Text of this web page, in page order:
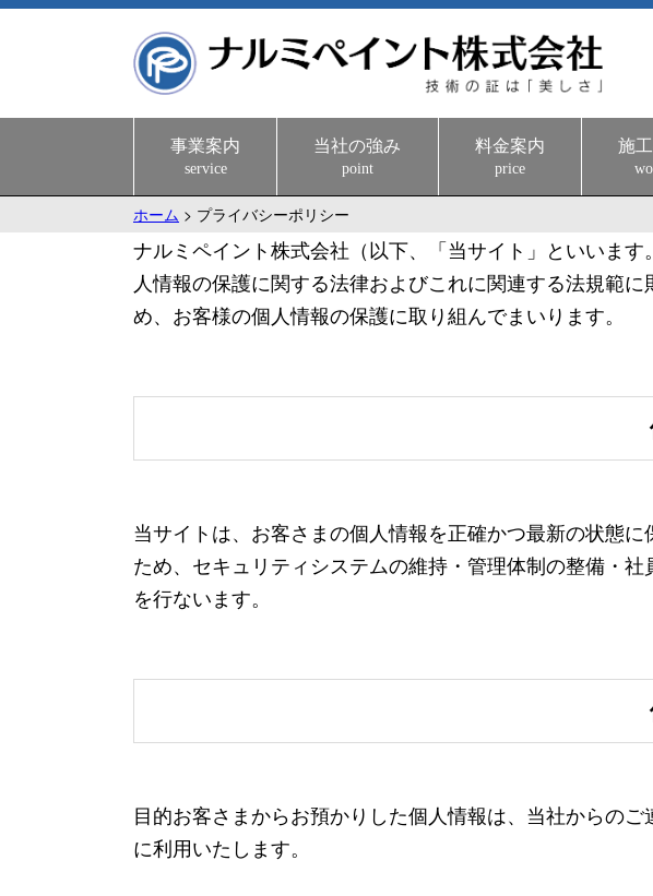
事業案内
service
当社の強み
point
料金案内
price
施
ホーム > プライバシーポリシー
ナルミペイント株式会社（以下、「当サイト」といいま
人情報の保護に関する法律およびこれに関連する法規範
め、お客様の個人情報の保護に取り組んでまいります。
当サイトは、お客さまの個人情報を正確かつ最新の状態
ため、セキュリティシステムの維持・管理体制の整備・
を行ないます。
目的お客さまからお預かりした個人情報は、当社からの
に利用いたします。